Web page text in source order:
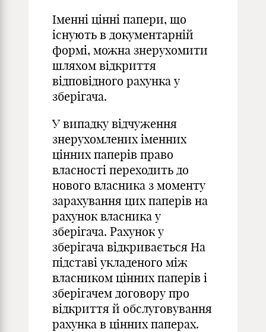
Іменні цінні папери, що
існують в документарній
формі, можна знерухомити
шляхом відкриття
відповідного рахунка у
зберігача.
У випадку відчуження
знерухомлених іменних
цінних паперів право
власності переходить до
нового власника з моменту
зарахування цих паперів на
рахунок власника у
зберігача. Рахунок у
зберігача відкривається На
підставі укладеного між
власником цінних паперів і
зберігачем договору про
відкриття й обслуговування
рахунка в цінних паперах.